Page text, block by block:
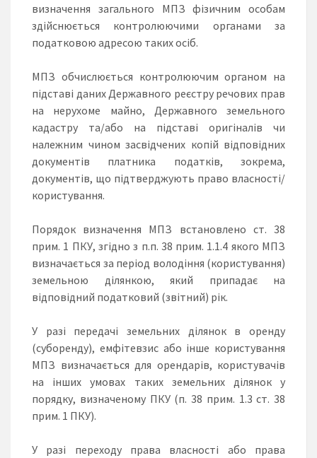
визначення загального МПЗ фізичним особам
здійснюється контролюючими органами за
податковою адресою таких осіб.
МПЗ обчислюється контролюючим органом на
підставі даних Державного реєстру речових прав
на нерухоме майно, Державного земельного
кадастру та/або на підставі оригіналів чи
належним чином засвідчених копій відповідних
документів платника податків, зокрема,
документів, що підтверджують право власності/
користування.
Порядок визначення МПЗ встановлено ст. 38
прим. 1 ПКУ, згідно з п.п. 38 прим. 1.1.4 якого МПЗ
визначається за період володіння (користування)
земельною ділянкою, який припадає на
відповідний податковий (звітний) рік.
У разі передачі земельних ділянок в оренду
(суборенду), емфітевзис або інше користування
МПЗ визначається для орендарів, користувачів
на інших умовах таких земельних ділянок у
порядку, визначеному ПКУ (п. 38 прим. 1.3 ст. 38
прим. 1 ПКУ).
У разі переходу права власності або права